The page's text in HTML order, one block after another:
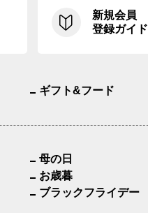
新規会員
登録ガイド
ギフト&フード
母の日
お歳暮
ブラックフライデー